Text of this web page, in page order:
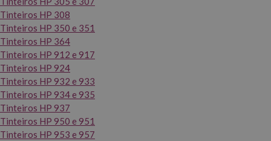
Tinteiros HP 308
Tinteiros HP 350 e 351
Tinteiros HP 364
Tinteiros HP 912 e 917
Tinteiros HP 924
Tinteiros HP 932 e 933
Tinteiros HP 934 e 935
Tinteiros HP 937
Tinteiros HP 950 e 951
Tinteiros HP 953 e 957